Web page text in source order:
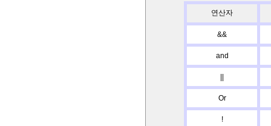
연산자
&&
and
||
Or
!